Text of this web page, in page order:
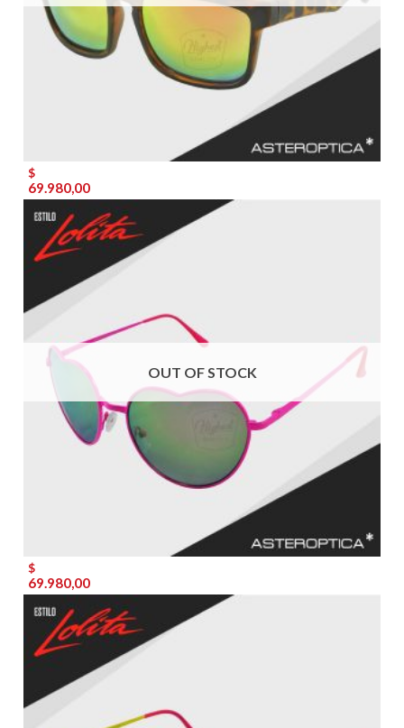
$
69.980,00
OUT OF STOCK
$
69.980,00